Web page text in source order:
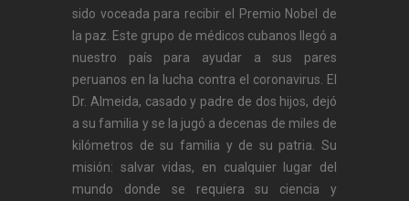
sido voceada para recibir el Premio Nobel de
la paz. Este grupo de médicos cubanos llegó a
nuestro país para ayudar a sus pares
peruanos en la lucha contra el coronavirus. El
Dr. Almeida, casado y padre de dos hijos, dejó
a su familia y se la jugó a decenas de miles de
kilómetros de su familia y de su patria. Su
misión: salvar vidas, en cualquier lugar del
mundo donde se requiera su ciencia y